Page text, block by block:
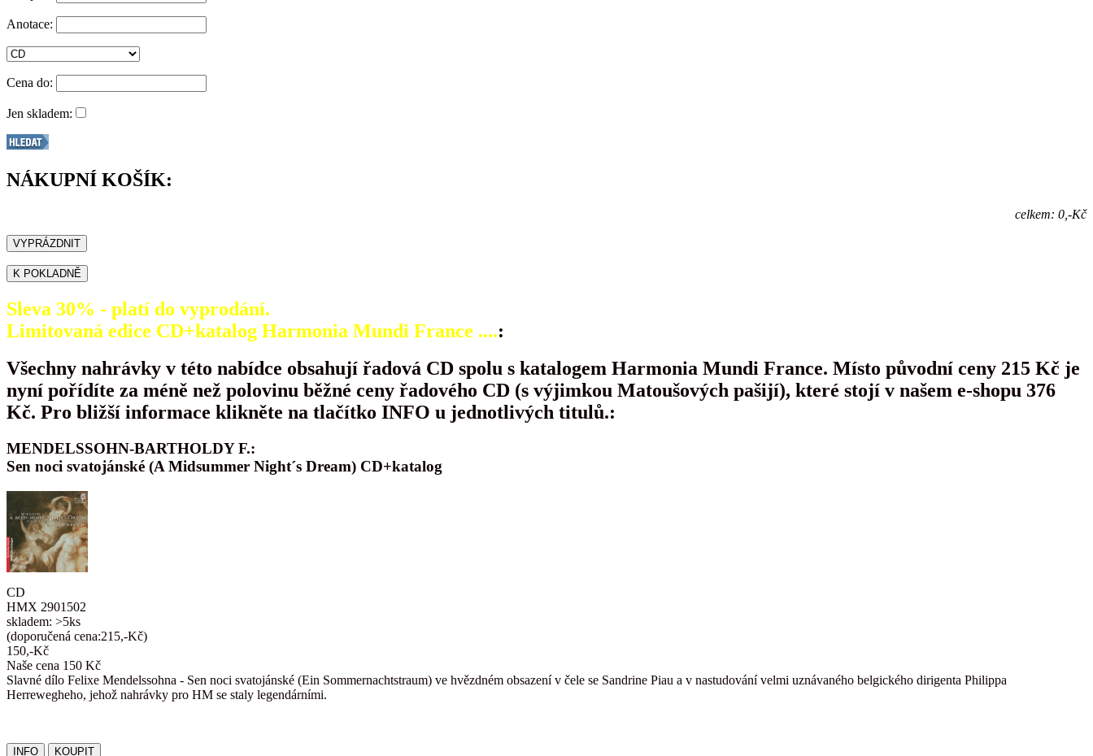
Anotace:
Cena do:
Jen skladem:
NÁKUPNÍ KOŠÍK:
celkem: 0,-Kč
Sleva 30% - platí do vyprodání.
Limitovaná edice CD+katalog Harmonia Mundi France ....:
Všechny nahrávky v této nabídce obsahují řadová CD spolu s katalogem Harmonia Mundi France. Místo původní ceny 215 Kč je
nyní pořídíte za méně než polovinu běžné ceny řadového CD (s výjimkou Matoušových pašijí), které stojí v našem e-shopu 376
Kč. Pro bližší informace klikněte na tlačítko INFO u jednotlivých titulů.:
MENDELSSOHN-BARTHOLDY F.:
Sen noci svatojánské (A Midsummer Night´s Dream) CD+katalog
CD
HMX 2901502
skladem: >5ks
(doporučená cena:215,-Kč)
150,-Kč
Naše cena 150 Kč
Slavné dílo Felixe Mendelssohna - Sen noci svatojánské (Ein Sommernachtstraum) ve hvězdném obsazení v čele se Sandrine Piau a v nastudování velmi uznávaného belgického dirigenta Philippa
Herrewegheho, jehož nahrávky pro HM se staly legendárními.